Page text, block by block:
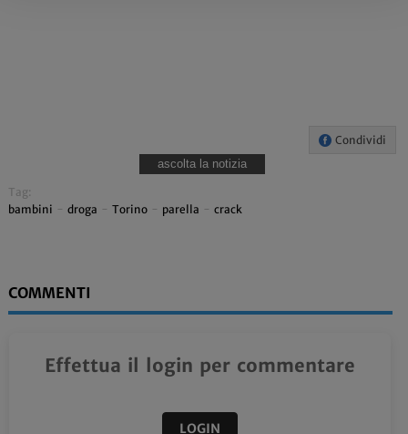
Condividi
ascolta la notizia
Tag:
bambini - droga - Torino- parella - crack
COMMENTI
Effettua il login per commentare
LOGIN